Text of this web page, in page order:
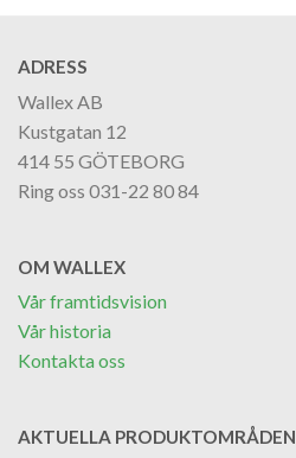
ADRESS
Wallex AB
Kustgatan 12
414 55 GÖTEBORG
Ring oss 031-22 80 84
OM WALLEX
Vår framtidsvision
Vår historia
Kontakta oss
AKTUELLA PRODUKTOMRÅDEN